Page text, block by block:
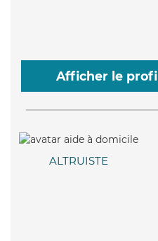
Afficher le profil
ALTRUISTE